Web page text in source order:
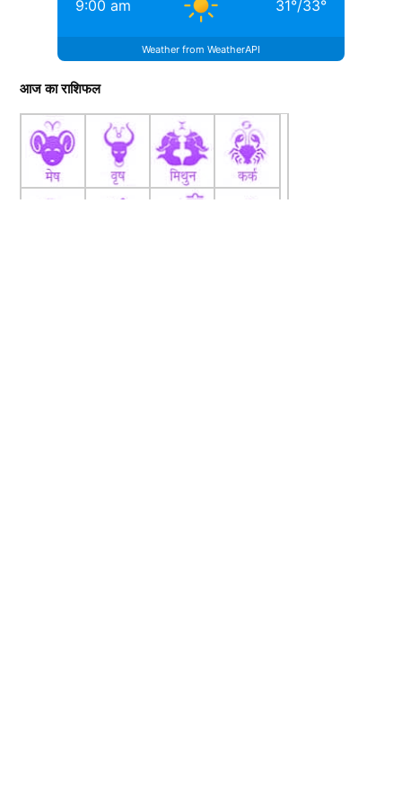
9:00 am 31°/33°
Weather from WeatherAPI
आज का राशिफल